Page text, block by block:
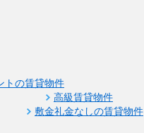
トの賃貸物件
高級賃貸物件
敷金礼金なしの賃貸物件